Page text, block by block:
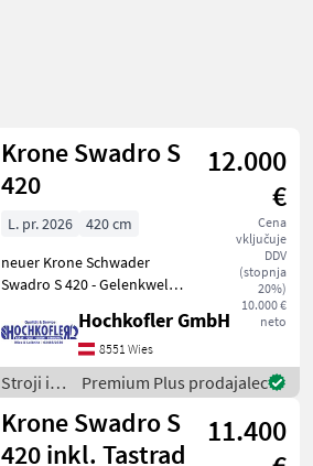
Krone Swadro S
420
12.000
€
Cena
vključuje
DDV
(stopnja
20%)
10.000 €
neto
L. pr. 2026
420 cm
neuer Krone Schwader
Swadro S 420 - Gelenkwelle
Tandemachse - Tastrad -
Beleuchtung - Dämpfer
sofort einsatzbereit Filiale
Hasendorf stran
Hochkofler GmbH
8551 Wies
Stroji in
oprema
za žetev
in
Premium Plus prodajalec
Krone Swadro S
420 inkl. Tastrad
11.400